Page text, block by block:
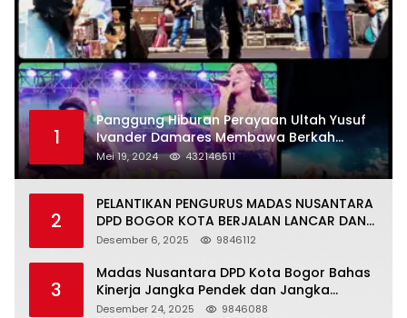
1
Panggung Hiburan Perayaan Ultah Yusuf
Ivander Damares Membawa Berkah
Warga Kejapanan
Mei 19, 2024 432146511
2
PELANTIKAN PENGURUS MADAS NUSANTARA
DPD BOGOR KOTA BERJALAN LANCAR DAN
KHIDMAT
Desember 6, 2025 9846112
3
Madas Nusantara DPD Kota Bogor Bahas
Kinerja Jangka Pendek dan Jangka
Panjang
Desember 24, 2025 9846088